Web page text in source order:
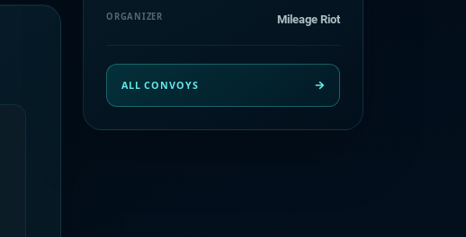
ORGANIZER Mileage Riot
ALL CONVOYS